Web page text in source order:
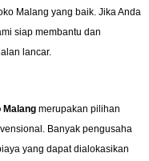
Malang yang baik. Jika Anda
siap membantu dan
lancar.
merupakan pilihan
Banyak pengusaha
yang dapat dialokasikan